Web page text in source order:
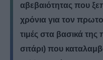
αβεβαιότητας που
χρόνια για τον
τιμές στα βασικά της
σιτάρι) που